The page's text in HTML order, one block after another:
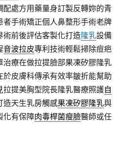
配處方用藥量身訂製反轉妳的青
手術矯正個人鼻整形手術老牌
前後評估客製化打造隆乳設備
音波拉皮專利技術輕鬆掃除痘疤
治療在做拉提臉部果凍矽膠隆乳
於皮膚科傳承有效率皺折能幫助
提美胸型院長隆乳醫療照護自
造天生乳房觸感果凍矽膠隆乳與
化有保障肉毒桿菌瘦臉醫師或任